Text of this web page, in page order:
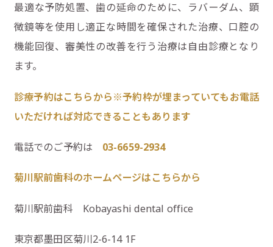
最適な予防処置、歯の延命のために、ラバーダム、顕
微鏡等を使用し適正な時間を確保された治療、口腔の
機能回復、審美性の改善を行う治療は自由診療となり
ます。
診療予約はこちらから※予約枠が埋まっていてもお電話
いただければ対応できることもあります
電話でのご予約は 03-6659-2934
菊川駅前歯科のホームページはこちらから
菊川駅前歯科 Kobayashi dental office
東京都墨田区菊川2-6-14 1F